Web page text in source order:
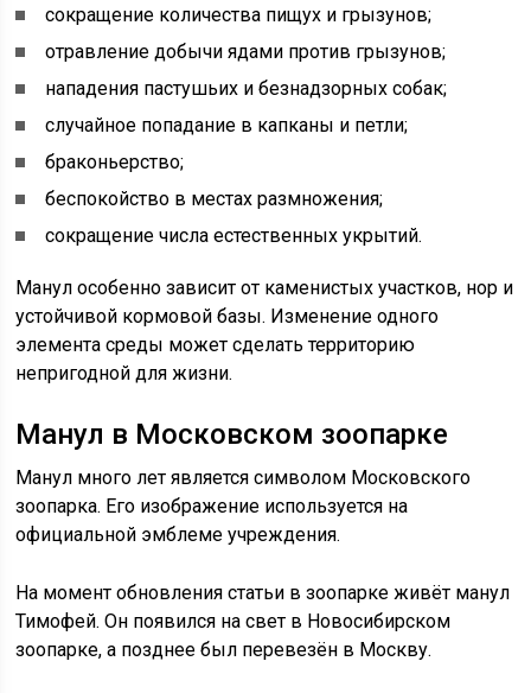
сокращение количества пищух и грызунов;
отравление добычи ядами против грызунов;
нападения пастушьих и безнадзорных собак;
случайное попадание в капканы и петли;
браконьерство;
беспокойство в местах размножения;
сокращение числа естественных укрытий.
Манул особенно зависит от каменистых участков, нор и
устойчивой кормовой базы. Изменение одного
элемента среды может сделать территорию
непригодной для жизни.
Манул в Московском зоопарке
Манул много лет является символом Московского
зоопарка. Его изображение используется на
официальной эмблеме учреждения.
На момент обновления статьи в зоопарке живёт манул
Тимофей. Он появился на свет в Новосибирском
зоопарке, а позднее был перевезён в Москву.